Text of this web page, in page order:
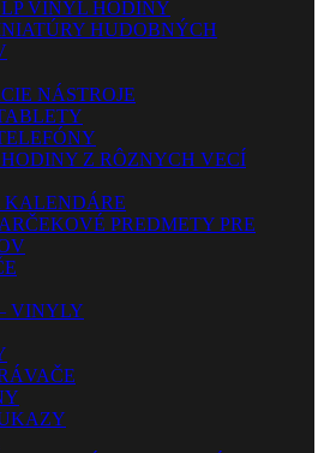
VINYL HODINY
HUDOBNÝCH
NÁSTROJE
Z RÔZNYCH VECÍ
KALENDÁRE
PREDMETY PRE
VINYLY